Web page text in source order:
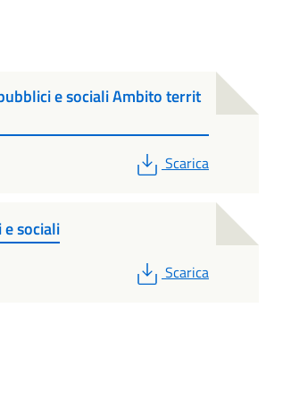
e sociali Ambito territ
PDF
Scarica
sociali
PDF
Scarica